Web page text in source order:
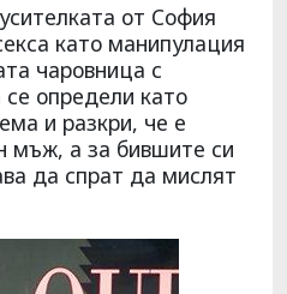
от София
като манипулация
чаровница с
определи като
и разкри, че е
мъж, а за бившите си
да спрат да мислят